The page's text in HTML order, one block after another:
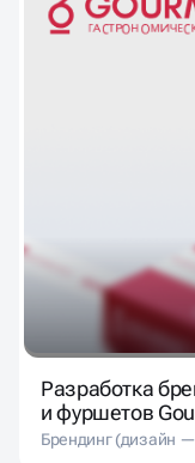
Разработка
и фуршетов
Брендинг (дизайн